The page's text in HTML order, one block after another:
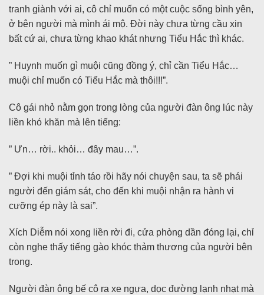
tranh giành với ai, cô chỉ muốn có một cuộc sống bình yên,
ở bên người mà mình ái mộ. Đời này chưa từng cầu xin
bất cứ ai, chưa từng khao khát nhưng Tiểu Hắc thì khác.
” Huynh muốn gì muội cũng đồng ý, chỉ cần Tiểu Hắc…
muội chỉ muốn có Tiểu Hắc mà thôi!!!”.
Cô gái nhỏ nằm gọn trong lòng của người đàn ông lúc này
liền khó khăn mà lên tiếng:
” Ưn… rời.. khỏi… đây mau…”.
” Đợi khi muội tỉnh táo rồi hãy nói chuyện sau, ta sẽ phái
người đến giám sát, cho đến khi muội nhận ra hành vi
cưỡng ép này là sai”.
Xích Diễm nói xong liền rời đi, cửa phòng dần đóng lại, chỉ
còn nghe thấy tiếng gào khóc thảm thương của người bên
trong.
Người đàn ông bế cô ra xe ngựa, dọc đường lạnh nhạt mà